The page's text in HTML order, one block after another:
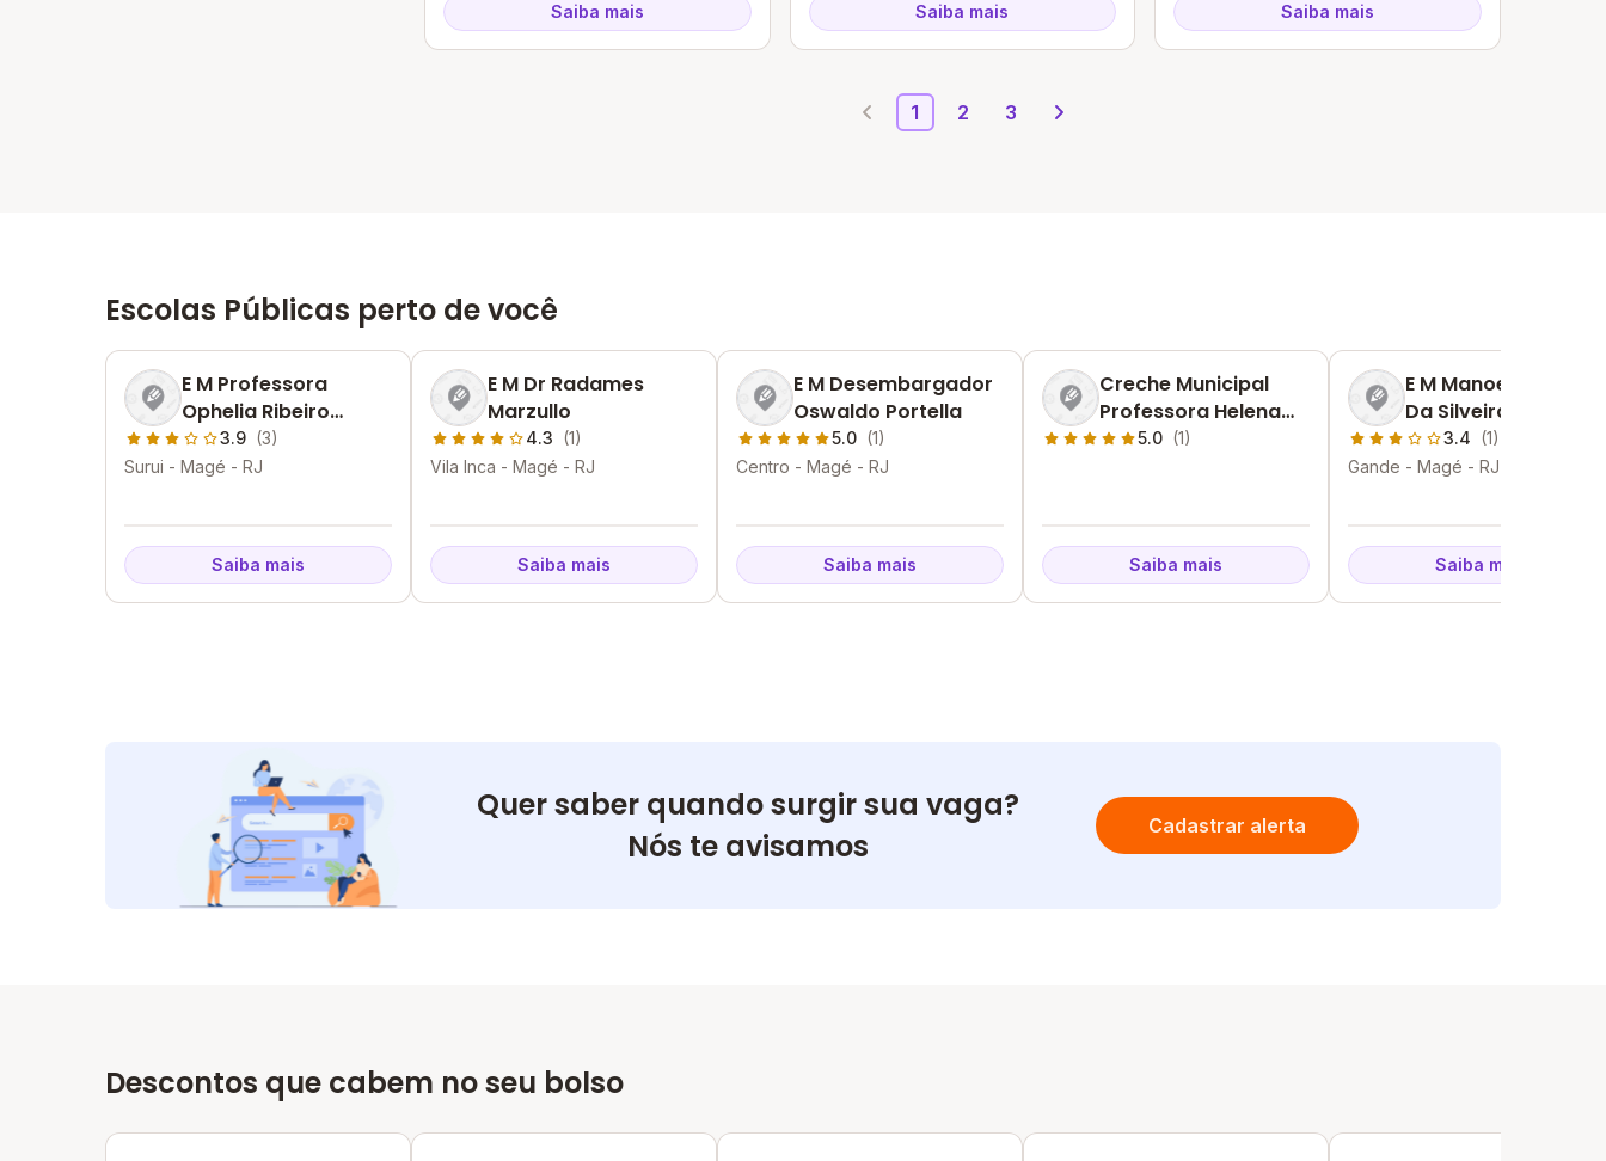
Saiba mais Saiba mais Saiba mais
1 2 3
Escolas Públicas perto de você
E M Professora
Ophelia Ribeiro
Martins
3.9 (3)
Surui - Magé - RJ
Saiba mais
E M Dr Radames
Marzullo
4.3 (1)
Vila Inca - Magé - RJ
Saiba mais
E M Desembargador
Oswaldo Portella
5.0 (1)
Centro - Magé - RJ
Saiba mais
Creche Municipal
Professora Helena
Brandao Galvao
5.0 (1)
Saiba mais
E M Manoel
Da Silveira
3.4 (1)
Gande - Magé - RJ
Saiba mais
Quer saber quando surgir sua vaga?
Nós te avisamos
Cadastrar alerta
Descontos que cabem no seu bolso